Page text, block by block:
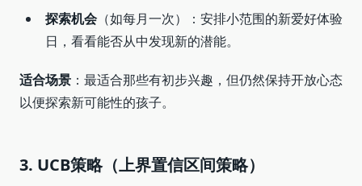
探索机会（如每月一次）：安排小范围的新爱好体验
日，看看能否从中发现新的潜能。
适合场景 ：最适合那些有初步兴趣，但仍然保持开放心态
以便探索新可能性的孩子。
3. UCB策略（上界置信区间策略）